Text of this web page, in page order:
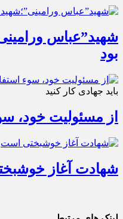
شهید”عباس
بود
باید جهادی کار کنید
از مسئولیت خود،
شهادت آغاز